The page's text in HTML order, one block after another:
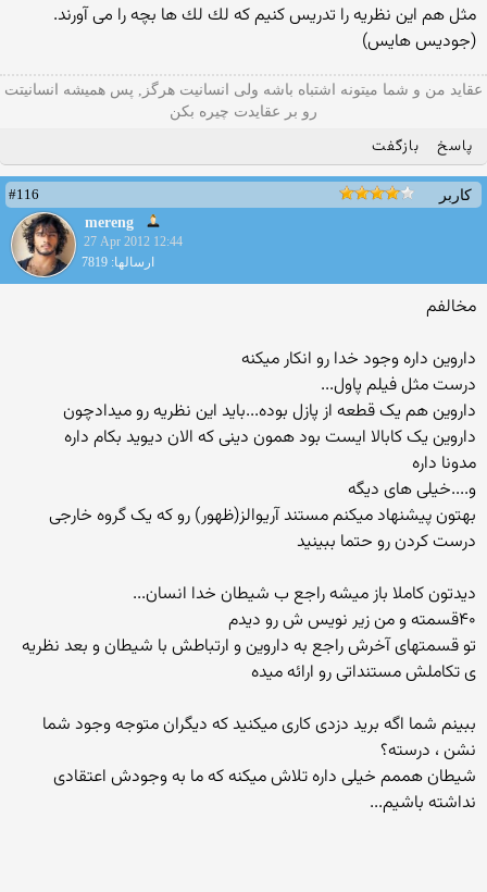
مثل هم اين نظريه را‬‫ تدريس کنیم که لك لك ها بچه را می آورند.
(جوديس هايس‬)
عقاید من و شما میتونه اشتباه باشه ولی انسانیت هرگز, پس همیشه انسانیتت
رو بر عقایدت چیره بکن
پاسخ بازگفت
کاربر
#116
mereng
27 Apr 2012 12:44
ارسالها: 7819
مخالفم
داروین داره وجود خدا رو انکار میکنه
درست مثل فیلم پاول...
داروین هم یک قطعه از پازل بوده...باید این نظریه رو میدادچون
داروین یک کابالا ایست بود همون دینی که الان دیوید بکام داره
مدونا داره
و....خیلی های دیگه
بهتون پیشنهاد میکنم مستند آریوالز(ظهور) رو که یک گروه خارجی
درست کردن رو حتما ببینید
دیدتون کاملا باز میشه راجع ب شیطان خدا انسان...
۴۰قسمته و من زیر نویس ش رو دیدم
تو قسمتهای آخرش راجع به داروین و ارتباطش با شیطان و بعد نظریه
ی تکاملش مستنداتی رو ارائه میده
ببینم شما اگه برید دزدی کاری میکنید که دیگران متوجه وجود شما
نشن ، درسته؟
شیطان هممم خیلی داره تلاش میکنه که ما به وجودش اعتقادی
نداشته باشیم...